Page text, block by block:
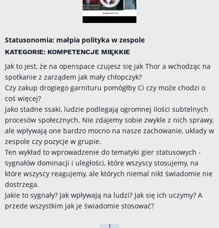
Statusonomia: małpia polityka w zespole
KATEGORIE: KOMPETENCJE MIĘKKIE
Jak to jest, że na openspace czujesz się jak Thor a wchodząc na
spotkanie z zarządem jak mały chłopczyk?
Czy zakup drogiego garnituru pomógłby Ci czy może chodzi o
coś więcej?
Jako stadne ssaki, ludzie podlegają ogromnej ilości subtelnych
procesów społecznych. Nie zdajemy sobie zwykle z nich sprawy,
ale wpływają one bardzo mocno na nasze zachowanie, układy w
zespole czy pozycje w grupie.
Ten wykład to wprowadzenie do tematyki gier statusowych -
sygnałów dominacji i uległości, które wszyscy stosujemy, na
które wszyscy reagujemy, ale których niemal nikt świadomie nie
dostrzega.
Jakie to sygnały? Jak wpływają na ludzi? Jak się ich uczymy? A
przede wszystkim jak je świadomie stosować?